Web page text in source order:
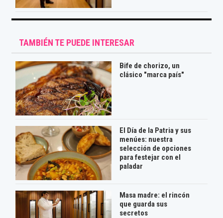
TAMBIÉN TE PUEDE INTERESAR
Bife de chorizo, un
clásico "marca país"
El Día de la Patria y sus
menúes: nuestra
selección de opciones
para festejar con el
paladar
Masa madre: el rincón
que guarda sus
secretos